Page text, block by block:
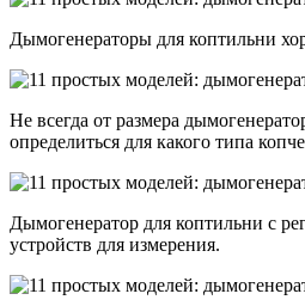
Дымогенераторы для коптильни
Не всегда от размера
определиться для какого типа
Дымогенератор для коптильни с
устройств для измерения.